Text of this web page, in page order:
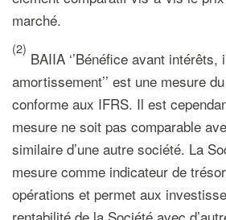
marché.
(2)
BAIIA ‘’Bénéfice avant intérêts,
amortissement’’ est une mesure
conforme aux IFRS. Il est
mesure ne soit pas comparable
similaire d’une autre société. La
mesure comme indicateur de
opérations et permet aux